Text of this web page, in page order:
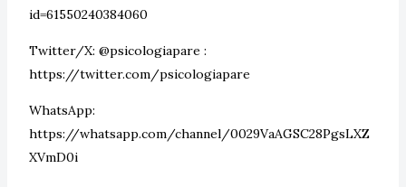
id=61550240384060
Twitter/X: @psicologiapare :
https://twitter.com/psicologiapare
WhatsApp:
https://whatsapp.com/channel/0029VaAGSC28PgsLXZ
XVmD0i